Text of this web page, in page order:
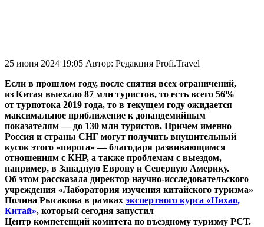
25 июня 2024 19:05 Автор: Редакция Profi.Travel
Если в прошлом году, после снятия всех ограничений,
из Китая выехало 87 млн туристов, то есть всего 56%
от турпотока 2019 года, то в текущем году ожидается
максимальное приближение к допандемийным
показателям — до 130 млн туристов. Причем именно
Россия и страны СНГ могут получить внушительный
кусок этого «пирога» — благодаря развивающимся
отношениям с КНР, а также проблемам с выездом,
например, в Западную Европу и Северную Америку.
Об этом рассказала директор научно-исследовательского
учреждения «Лаборатория изучения китайского туризма»
Полина Рысакова в рамках экспертного курса «Нихао,
Китай», который сегодня запустил
Центр компетенций комитета по въездному туризму РСТ.